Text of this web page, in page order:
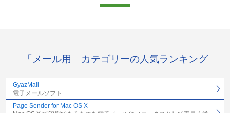
「メール用」カテゴリーの人気ランキング
GyazMail
電子メールソフト
Page Sender for Mac OS X